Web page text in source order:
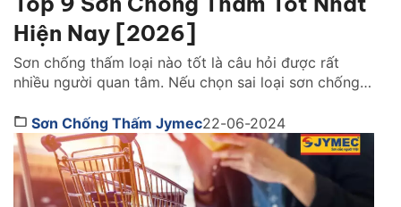
Hiện Nay [2026]
Sơn chống thấm loại nào tốt là câu hỏi được rất
nhiều người quan tâm. Nếu chọn sai loại sơn chống
phát sinh thêm nhiều chi phí sửa chữa về sau.Cùng
tìm hiểu ngay những ngoại sơn chống thấm tốt nhất
dưới đây để có […]
Sơn Chống Thấm Jymec22-06-2024